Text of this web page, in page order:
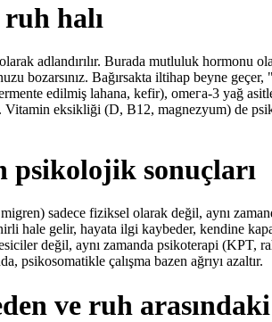
ruh halı
adlandırılır. Burada mutluluk hormonu
bozarsınız. Bağırsakta iltihap beyne
edilmiş lahana, kefir), omега-3 yağ
eksikliği (D, B12, magnezyum) de
psikolojik sonuçları
sadece fiziksel olarak değil, aynı
hale gelir, hayata ilgi kaybeder, kendine
değil, aynı zamanda psikoterapi (KPT,
psikosomatikle çalışma bazen ağrıyı azaltır.
ve ruh